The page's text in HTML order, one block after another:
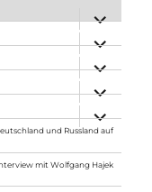
anzeigen
anzeigen
anzeigen
anzeigen
anzeigen
und Russland auf
Interview mit Wolfgang Hajek